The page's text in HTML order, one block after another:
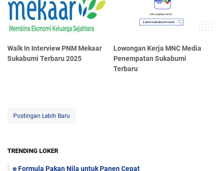
Walk In Interview PNM Mekaar
Sukabumi Terbaru 2025
Lowongan Kerja MNC Media
Penempatan Sukabumi
Terbaru
Postingan Lebih Baru
TRENDING LOKER
Formula Pakan Nila untuk Panen Cepat